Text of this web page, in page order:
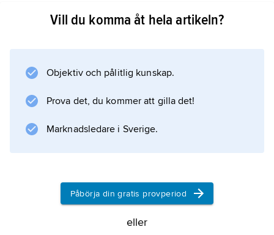
Vill du komma åt hela artikeln?
Objektiv och pålitlig kunskap.
Prova det, du kommer att gilla det!
Marknadsledare i Sverige.
Påbörja din gratis provperiod
eller